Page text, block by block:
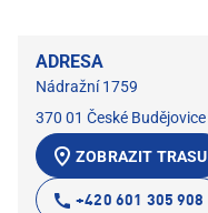
ADRESA
Nádražní 1759
370 01 České Budějovice
ZOBRAZIT TRASU
+420 601 305 908